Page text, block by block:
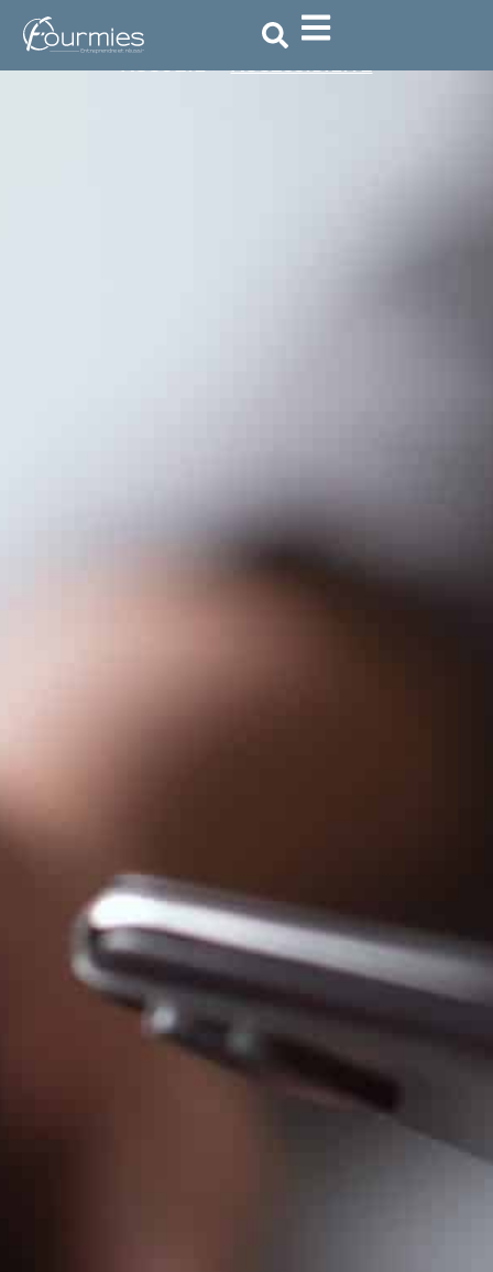
Accessibilité
ACCUEIL»ACCESSIBILITÉ